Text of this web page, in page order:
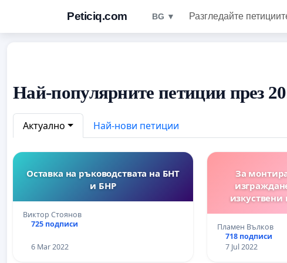
Peticiq.com BG ▼ Разгледайте
Най-популярните петиции през
Актуално Най-нови петиции
Оставка на ръководствата на БНТ
и БНР
Виктор Стоянов
725 подписи
6 Mar 2022
За
изкуствени
“Черни
бул.
Пламен Вълков
718 подписи
7 Jul 2022